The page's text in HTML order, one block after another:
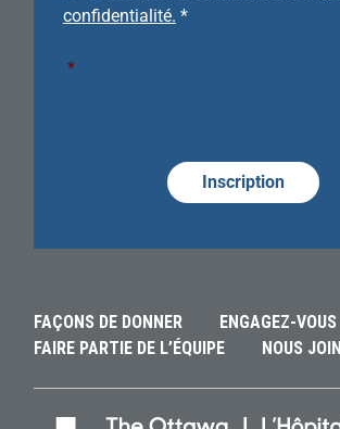
confidentialité. *
*
FAÇONS DE DONNER
ENGAGEZ-VOUS
FAIRE PARTIE DE L’ÉQUIPE
NOUS